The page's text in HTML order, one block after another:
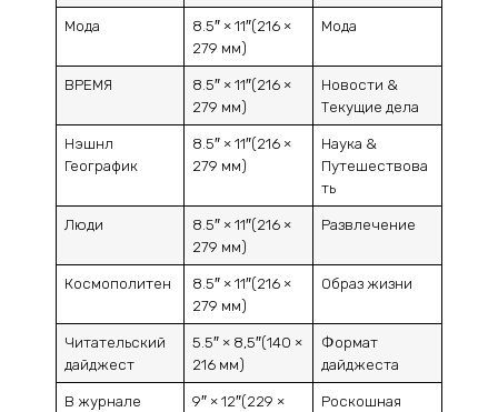
Мода
8.5″ × 11″(216 ×
279 мм)
Мода
ВРЕМЯ
8.5″ × 11″(216 ×
279 мм)
Новости &
Текущие дела
Нэшнл
Географик
8.5″ × 11″(216 ×
279 мм)
Наука &
Путешествова
ть
Люди
8.5″ × 11″(216 ×
279 мм)
Развлечение
Космополитен
8.5″ × 11″(216 ×
279 мм)
Образ жизни
Читательский
дайджест
5.5″ × 8,5″(140 ×
216 мм)
Формат
дайджеста
В журнале
9″ × 12″(229 ×
Роскошная